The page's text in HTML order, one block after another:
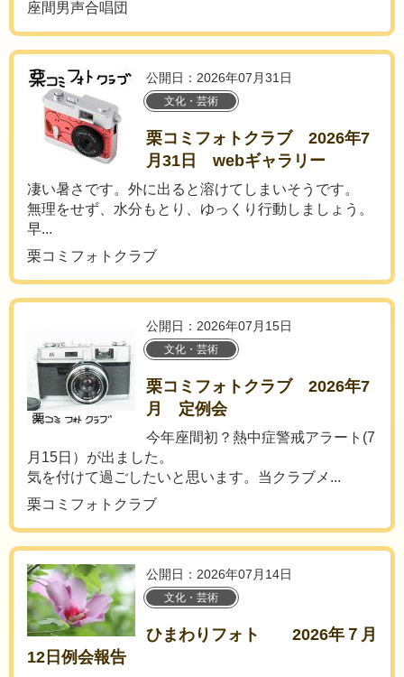
座間男声合唱団
公開日：2026年07月31日
文化・芸術
栗コミフォトクラブ 2026年7
月31日 webギャラリー
凄い暑さです。外に出ると溶けてしまいそうです。
無理をせず、水分もとり、ゆっくり行動しましょう。
早...
栗コミフォトクラブ
公開日：2026年07月15日
文化・芸術
栗コミフォトクラブ 2026年7
月 定例会
今年座間初？熱中症警戒アラート(7
月15日）が出ました。
気を付けて過ごしたいと思います。当クラブメ...
栗コミフォトクラブ
公開日：2026年07月14日
文化・芸術
ひまわりフォト 2026年７月
12日例会報告